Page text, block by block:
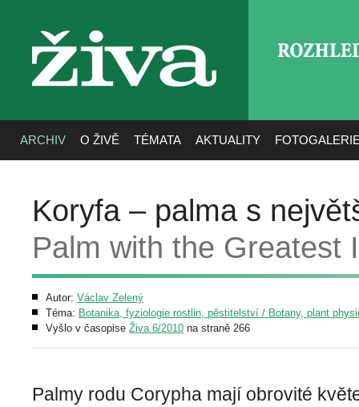
živa
ARCHIV O ŽIVĚ TÉMATA AKTUALITY
Koryfa – palma s
Palm with the Greatest
Autor: Václav Zelený
Téma: Botanika, fyziologie rostlin, pěstitelství / Botany, plant
Vyšlo v časopise Živa 6/2010 na straně 266
Palmy rodu Corypha mají obrovité